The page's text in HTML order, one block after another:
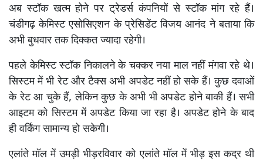
अब स्टॉक खत्म होने पर ट्रेडर्स कंपनियों से स्टॉक मांग रहे हैं।
चंडीगढ़ केमिस्ट एसोसिएशन के प्रेसिडेंट विजय आनंद ने बताया कि
अभी बुधवार तक दिक्कत ज्यादा रहेगी।
पहले केमिस्ट स्टॉक निकालने के चक्कर नया माल नहीं मंगवा रहे थे।
सिस्टम में भी रेट और टैक्स अभी अपडेट नहीं हो सके हैं। कुछ दवाओं
के रेट आ चुके हैं, लेकिन कुछ के अभी भी अपडेट होने बाकी हैं। सभी
आइटम को सिस्टम में अपडेट किया जा रहा है। अपडेट होने के बाद
ही वर्किंग सामान्य हो सकेगी।
एलांते मॉल में उमड़ी भीड़रविवार को एलांते मॉल में भीड़ इस कद्र थी